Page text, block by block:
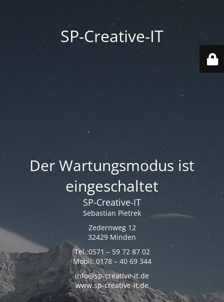
SP-Creative-IT
Der Wartungsmodus ist
eingeschaltet
SP-Creative-IT
Sebastian Pietrek
Zedernweg 12
32429 Minden
Tel.:0571 – 59 72 87 02
Mobil: 0178 – 40 69 344
info@sp-creative-it.de
www.sp-creative-it.de